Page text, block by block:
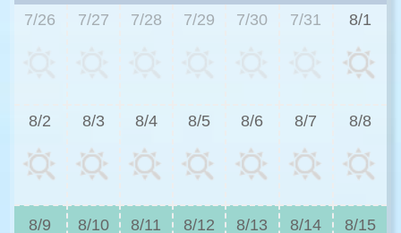
7/26
7/27 7/28 7/29 7/30 7/31 8/1
8/2 8/3 8/4 8/5 8/6 8/7 8/8
8/9 8/10 8/11 8/12 8/13 8/14 8/15